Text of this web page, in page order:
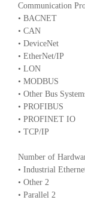
Communication
• BACNET
• CAN
• DeviceNet
• EtherNet/IP
• LON
• MODBUS
• Other Bus
• PROFIBUS
• PROFINET IO
• TCP/IP
Number of
• Industrial
• Other 2
• Parallel 2